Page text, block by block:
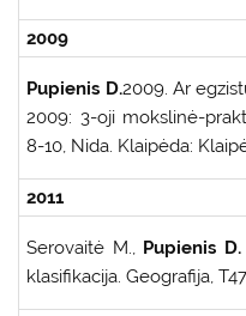
2009
Pupienis D.2009. Ar
2009: 3-oji mokslinė-
8-10, Nida. Klaipėda:
2011
Serovaitė M., Pupienis
klasifikacija. Geografija,